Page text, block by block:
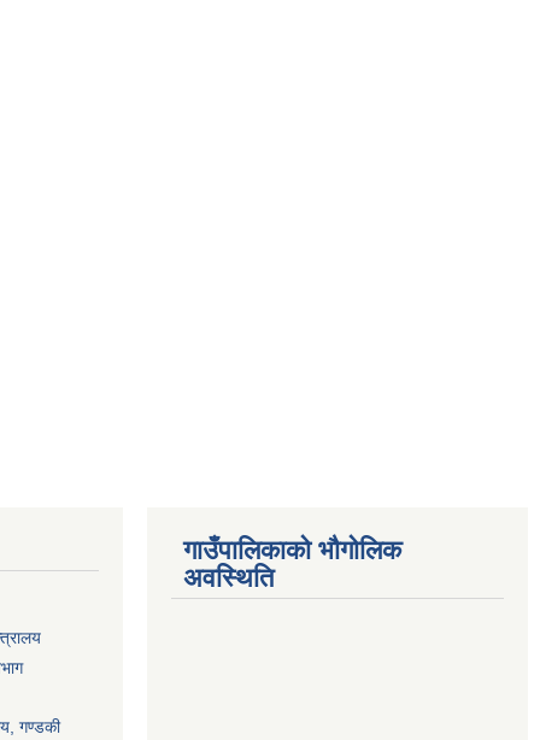
गण्डकी
गाउँपालिकाको भौगोलिक
अवस्थिति